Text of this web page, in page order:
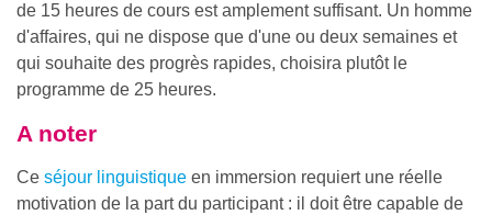
de 15 heures de cours est amplement suffisant. Un homme
d'affaires, qui ne dispose que d'une ou deux semaines et
qui souhaite des progrès rapides, choisira plutôt le
programme de 25 heures.
A noter
Ce séjour linguistique en immersion requiert une réelle
motivation de la part du participant : il doit être capable de